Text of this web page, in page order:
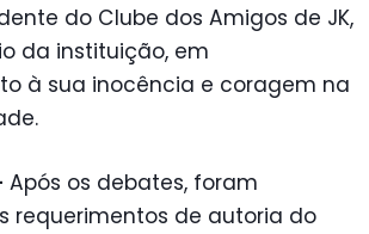
do Clube dos Amigos de JK,
da instituição, em
à sua inocência e coragem na
Após os debates, foram
requerimentos de autoria do